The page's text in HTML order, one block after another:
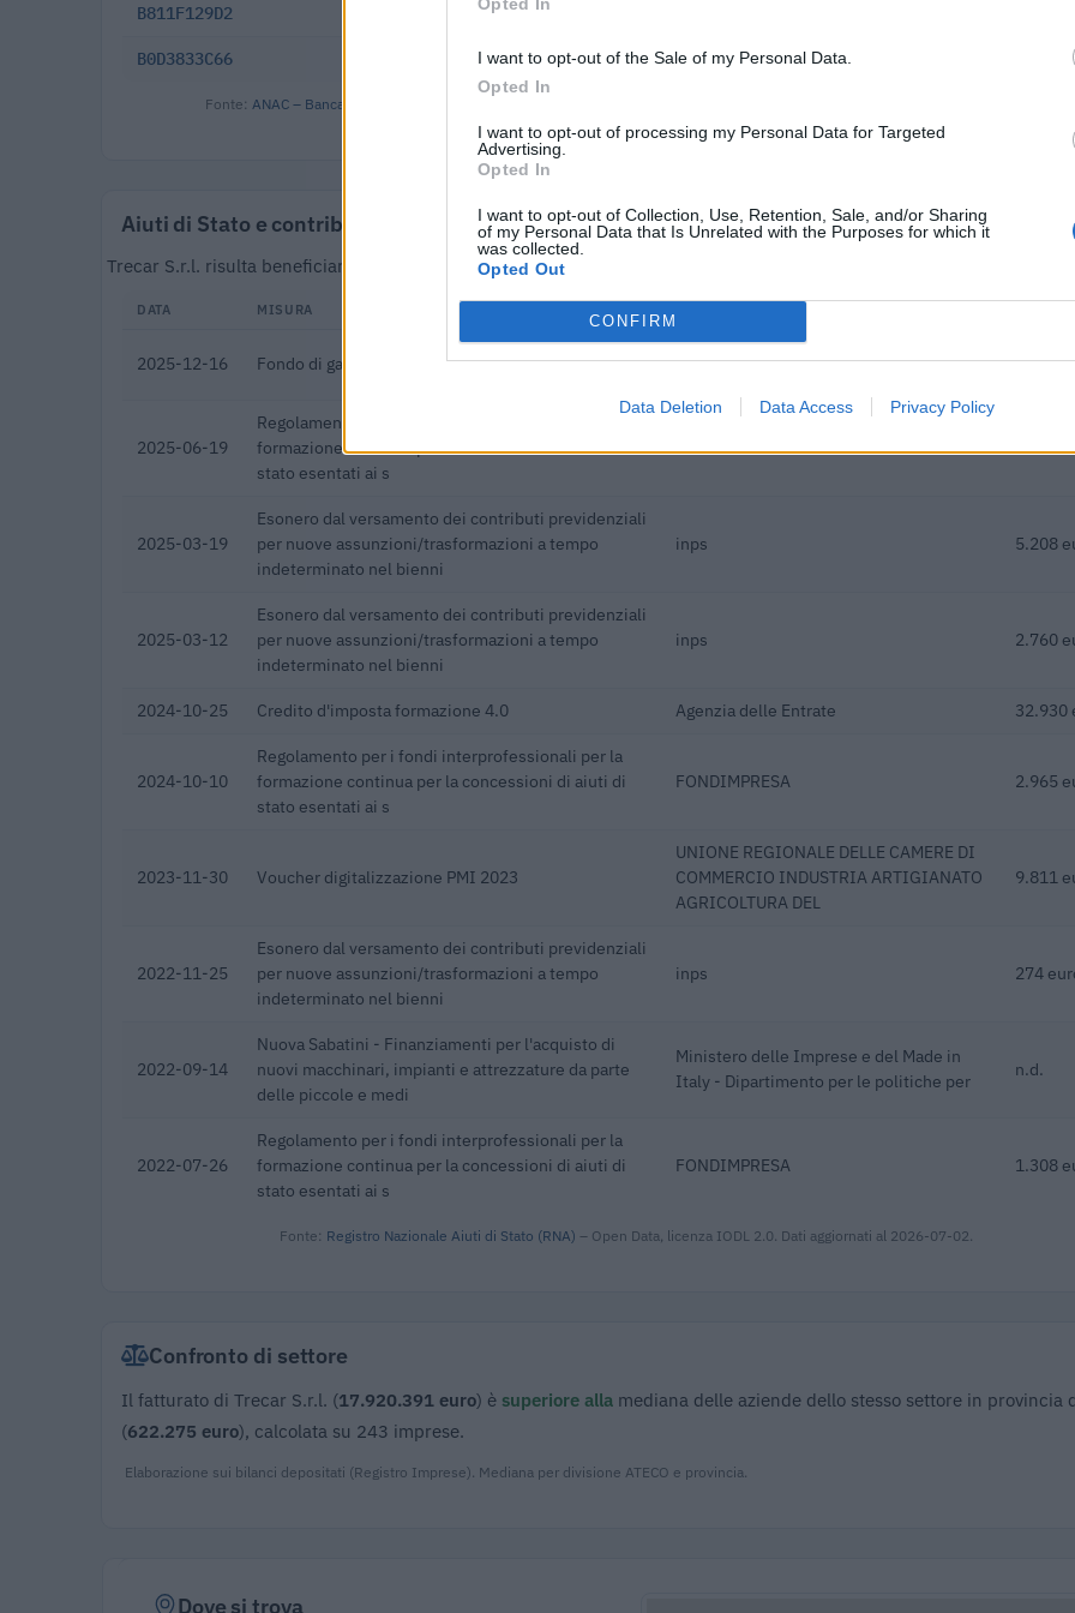
I want to opt-out of the Sale of my Personal Data.
Opted In
I want to opt-out of processing my Personal Data for Targeted
Advertising.
Opted In
I want to opt-out of Collection, Use, Retention, Sale, and/or Sharing
of my Personal Data that Is Unrelated with the Purposes for which it
was collected.
Opted Out
CONFIRM
Data Deletion Data Access Privacy Policy
B811F129D2 2025-09-01
B0D3833C66 2024-03-22 14.000 euro
Fonte: ANAC – Banca Dati Nazionale Contratti Pubblici
Aiuti di Stato e contributi pubblici
Trecar S.r.l. risulta beneficiaria di 161 aiuti o contributi pubblici per un totale di almeno 2.120.461 euro (2020–2025).
DATA MISURA ENTE CONCEDENTE
2025-12-16 Fondo di garanzia per le piccole e medie imprese
2025-06-19
Regolamento per i fondi interprofessionali per la
formazione continua per la concessioni di aiuti di
stato esentati ai s
FONDIMPRESA 4.571
2025-03-19
Esonero dal versamento dei contributi previdenziali
per nuove assunzioni/trasformazioni a tempo
indeterminato nel bienni
inps 5.208
2025-03-12
Esonero dal versamento dei contributi previdenziali
per nuove assunzioni/trasformazioni a tempo
indeterminato nel bienni
inps 2.760
2024-10-25 Credito d'imposta formazione 4.0 Agenzia delle Entrate 32.930
2024-10-10
Regolamento per i fondi interprofessionali per la
formazione continua per la concessioni di aiuti di
stato esentati ai s
FONDIMPRESA 2.965
2023-11-30 Voucher digitalizzazione PMI 2023
UNIONE REGIONALE DELLE CAMERE DI
COMMERCIO INDUSTRIA ARTIGIANATO
AGRICOLTURA DEL
9.811
2022-11-25
Esonero dal versamento dei contributi previdenziali
per nuove assunzioni/trasformazioni a tempo
indeterminato nel bienni
inps 274
2022-09-14
Nuova Sabatini - Finanziamenti per l'acquisto di
nuovi macchinari, impianti e attrezzature da parte
delle piccole e medi
Ministero delle Imprese e del Made in
Italy - Dipartimento per le politiche per
n.d.
2022-07-26
Regolamento per i fondi interprofessionali per la
formazione continua per la concessioni di aiuti di
stato esentati ai s
FONDIMPRESA 1.308
Fonte: Registro Nazionale Aiuti di Stato (RNA) – Open Data, licenza IODL 2.0. Dati aggiornati al 2026-07-02.
Confronto di settore
Il fatturato di Trecar S.r.l. (17.920.391 euro) è superiore alla mediana delle aziende dello stesso settore in provincia
(622.275 euro), calcolata su 243 imprese.
Elaborazione sui bilanci depositati (Registro Imprese). Mediana per divisione ATECO e provincia.
Dove si trova